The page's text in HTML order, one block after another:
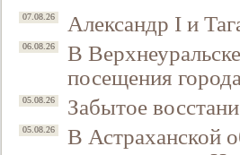
07.08.26 Александр I и
06.08.26
В
посещения
05.08.26 Забытое
05.08.26
В Астраханской